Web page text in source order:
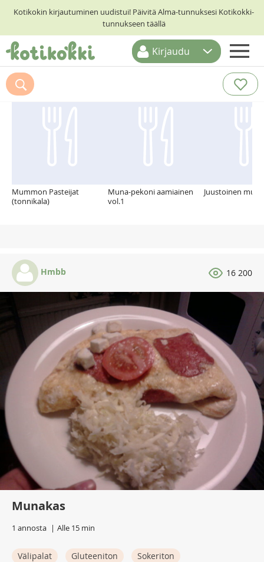
Kotikokin kirjautuminen uudistui! Päivitä Alma-tunnuksesi Kotikokki-
tunnukseen täällä
ETUSIVU
RESEPTIHAKU
Kirjaudu
Suosittelemme myös
Mummon Pasteijat
(tonnikala)
Muna-pekoni aamiainen
vol.1
Juustoinen
Hmbb 16 200
Munakas
1 annosta Alle 15 min
Välipalat Gluteeniton
Sokeriton